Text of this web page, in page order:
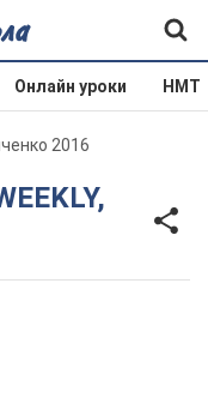
Онлайн уроки НМТ
2016